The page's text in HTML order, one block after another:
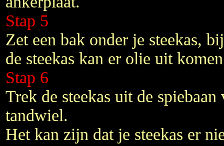
Stap 5
Zet een bak onder je steekas,
de steekas kan er olie uit
Stap 6
Trek de steekas uit de
tandwiel.
Het kan zijn dat je steekas er